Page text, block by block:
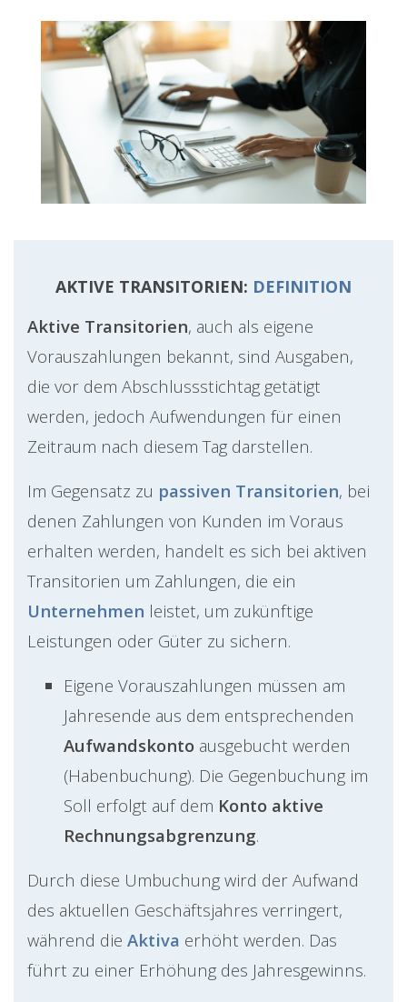
AKTIVE TRANSITORIEN: DEFINITION
Aktive Transitorien, auch als eigene
Vorauszahlungen bekannt, sind Ausgaben,
die vor dem Abschlussstichtag getätigt
werden, jedoch Aufwendungen für einen
Zeitraum nach diesem Tag darstellen.
Im Gegensatz zu passiven Transitorien, bei
denen Zahlungen von Kunden im Voraus
erhalten werden, handelt es sich bei aktiven
Transitorien um Zahlungen, die ein
Unternehmen leistet, um zukünftige
Leistungen oder Güter zu sichern.
Eigene Vorauszahlungen müssen am
Jahresende aus dem entsprechenden
Aufwandskonto ausgebucht werden
(Habenbuchung). Die Gegenbuchung im
Soll erfolgt auf dem Konto aktive
Rechnungsabgrenzung.
Durch diese Umbuchung wird der Aufwand
des aktuellen Geschäftsjahres verringert,
während die Aktiva erhöht werden. Das
führt zu einer Erhöhung des Jahresgewinns.